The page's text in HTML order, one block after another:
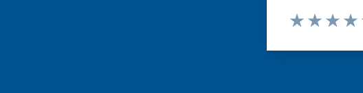
Valuta da 1 a 5